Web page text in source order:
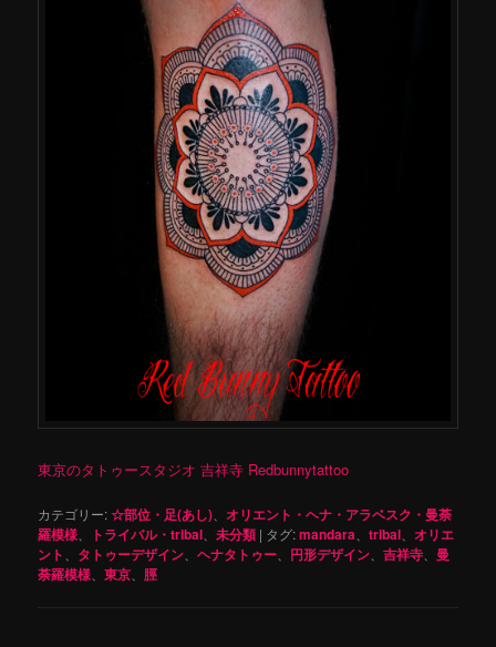
東京のタトゥースタジオ 吉祥寺 Redbunnytattoo
カテゴリー:☆部位・足(あし) 、オリエント・ヘナ・アラベスク・曼荼
羅模様
トライバル・tribal 、未分類 | タグ:mandara 、tribal 、オリエ
ント
タトゥーデザイン 、ヘナタトゥー 円形デザイン 、吉祥寺
曼
荼羅模様 、東京 脛